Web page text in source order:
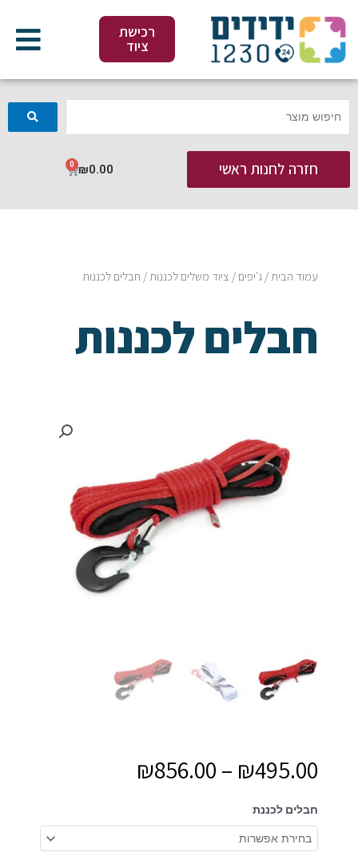
לתוכן
רכישת
ציוד
חזרה לחנות ראשי ₪0.00
0 עגלת
עמוד הבית / ג'יפים / ציוד משלים לכננות / חבלים לכננות
חבלים לכננות
₪495.00
–
₪856.00
חבלים לכננת
כמות
של
חבלים